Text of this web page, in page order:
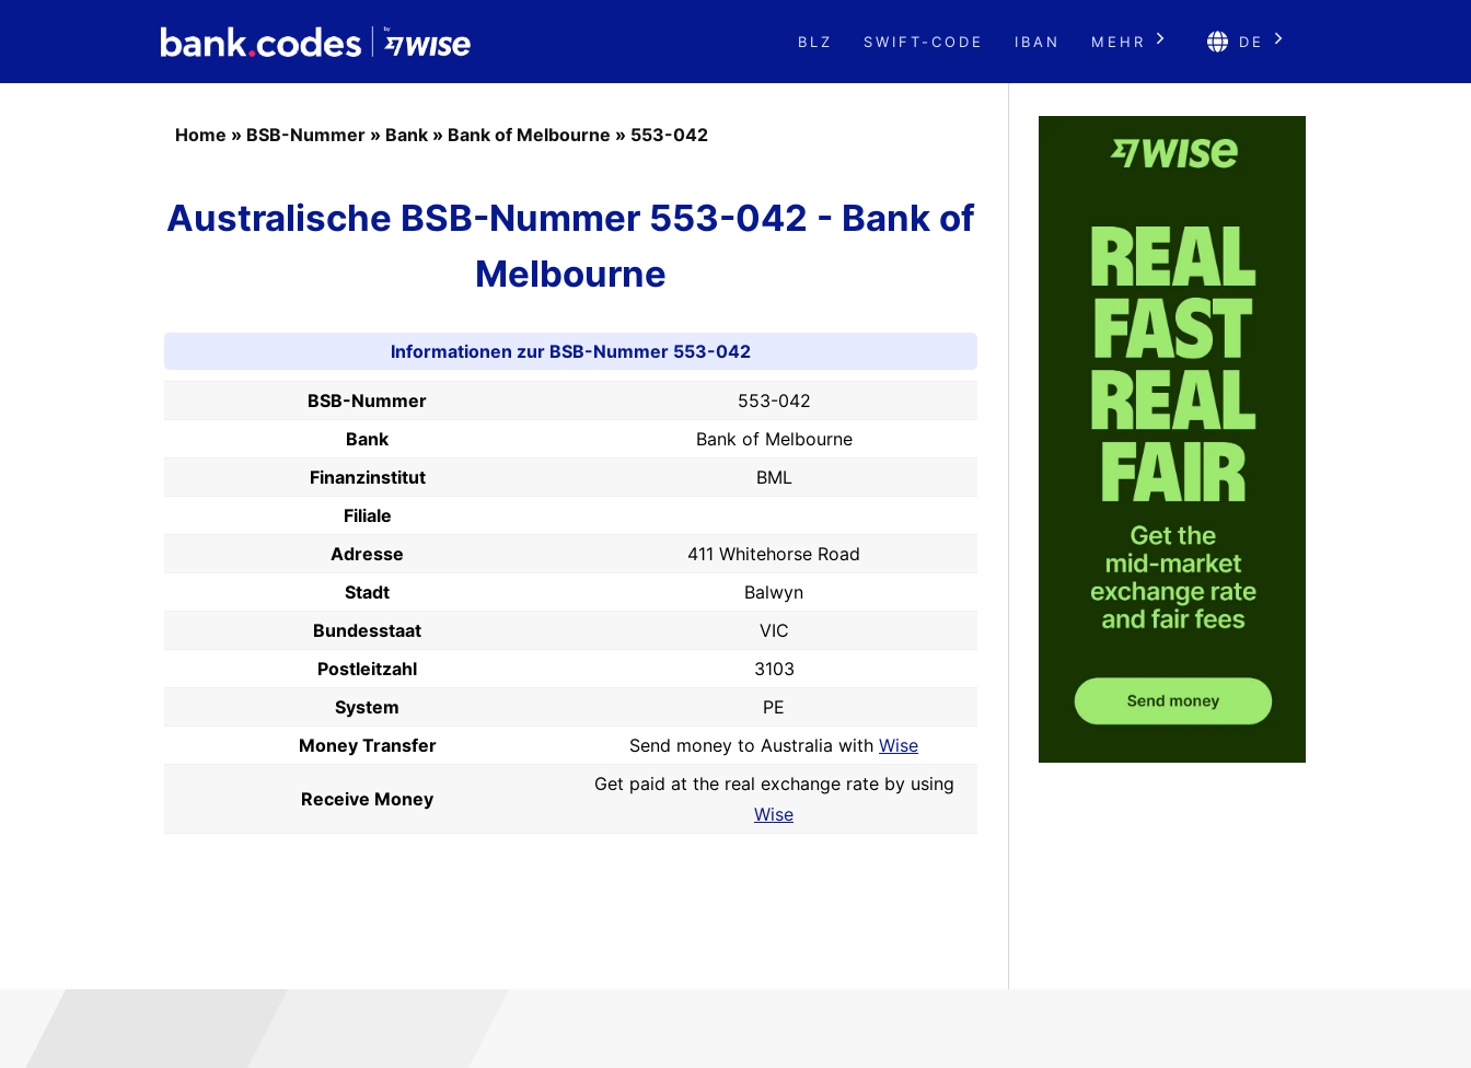
BLZ SWIFT-CODE IBAN MEHR DE
Home » BSB-Nummer » Bank » Bank of Melbourne » 553-042
Australische BSB-Nummer 553-042 - Bank of
Melbourne
Informationen zur BSB-Nummer 553-042
BSB-Nummer
553-042
Bank
Bank of Melbourne
Finanzinstitut
BML
Filiale
Adresse
411 Whitehorse Road
Stadt
Balwyn
Bundesstaat
VIC
Postleitzahl
3103
System
PE
Money Transfer
Send money to Australia with Wise
Receive Money
Get paid at the real exchange rate by using
Wise